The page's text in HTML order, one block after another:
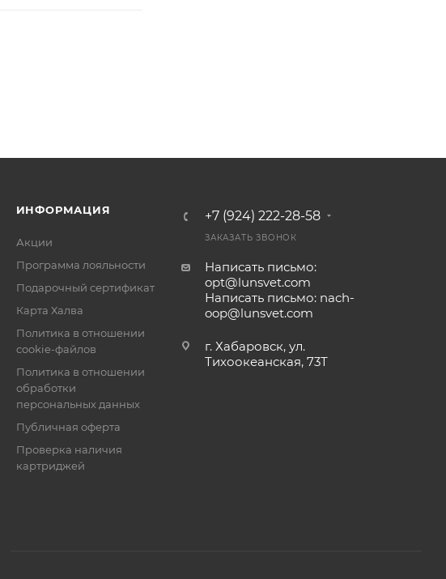
ИНФОРМАЦИЯ
Акции
Программа лояльности
Подарочный сертификат
Карта Халва
Политика в отношении
cookie-файлов
Политика в отношении
обработки
персональных данных
Публичная оферта
Проверка наличия
картриджей
+7 (924) 222-28-58
ЗАКАЗАТЬ ЗВОНОК
Написать письмо:
opt@lunsvet.com
Написать письмо: nach-
oop@lunsvet.com
г. Хабаровск, ул.
Тихоокеанская, 73Т